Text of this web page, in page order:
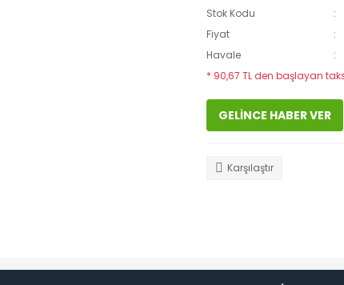
Stok Kodu
Fiyat
Havale
* 90,67 TL den başlayan
GELİNCE HABER VER
Karşılaştır